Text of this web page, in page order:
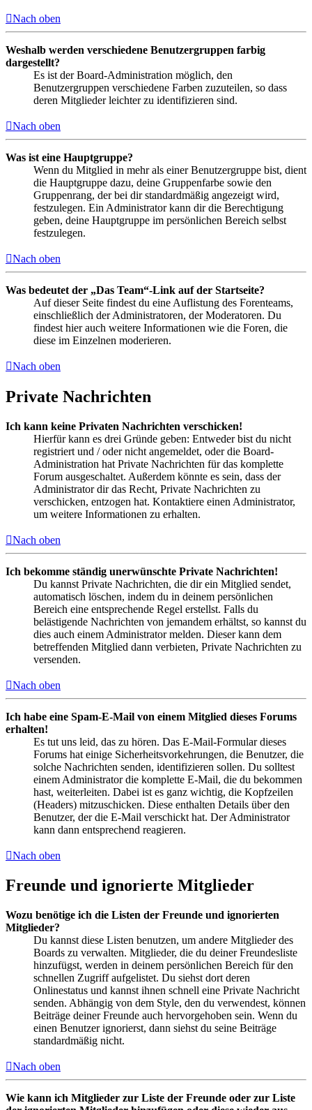
Nach oben
Weshalb werden verschiedene Benutzergruppen farbig
dargestellt?
Es ist der Board-Administration möglich, den
Benutzergruppen verschiedene Farben zuzuteilen, so dass
deren Mitglieder leichter zu identifizieren sind.
Nach oben
Was ist eine Hauptgruppe?
Wenn du Mitglied in mehr als einer Benutzergruppe bist, dient
die Hauptgruppe dazu, deine Gruppenfarbe sowie den
Gruppenrang, der bei dir standardmäßig angezeigt wird,
festzulegen. Ein Administrator kann dir die Berechtigung
geben, deine Hauptgruppe im persönlichen Bereich selbst
festzulegen.
Nach oben
Was bedeutet der „Das Team“-Link auf der Startseite?
Auf dieser Seite findest du eine Auflistung des Forenteams,
einschließlich der Administratoren, der Moderatoren. Du
findest hier auch weitere Informationen wie die Foren, die
diese im Einzelnen moderieren.
Nach oben
Private Nachrichten
Ich kann keine Privaten Nachrichten verschicken!
Hierfür kann es drei Gründe geben: Entweder bist du nicht
registriert und / oder nicht angemeldet, oder die Board-
Administration hat Private Nachrichten für das komplette
Forum ausgeschaltet. Außerdem könnte es sein, dass der
Administrator dir das Recht, Private Nachrichten zu
verschicken, entzogen hat. Kontaktiere einen Administrator,
um weitere Informationen zu erhalten.
Nach oben
Ich bekomme ständig unerwünschte Private Nachrichten!
Du kannst Private Nachrichten, die dir ein Mitglied sendet,
automatisch löschen, indem du in deinem persönlichen
Bereich eine entsprechende Regel erstellst. Falls du
belästigende Nachrichten von jemandem erhältst, so kannst du
dies auch einem Administrator melden. Dieser kann dem
betreffenden Mitglied dann verbieten, Private Nachrichten zu
versenden.
Nach oben
Ich habe eine Spam-E-Mail von einem Mitglied dieses Forums
erhalten!
Es tut uns leid, das zu hören. Das E-Mail-Formular dieses
Forums hat einige Sicherheitsvorkehrungen, die Benutzer, die
solche Nachrichten senden, identifizieren sollen. Du solltest
einem Administrator die komplette E-Mail, die du bekommen
hast, weiterleiten. Dabei ist es ganz wichtig, die Kopfzeilen
(Headers) mitzuschicken. Diese enthalten Details über den
Benutzer, der die E-Mail verschickt hat. Der Administrator
kann dann entsprechend reagieren.
Nach oben
Freunde und ignorierte Mitglieder
Wozu benötige ich die Listen der Freunde und ignorierten
Mitglieder?
Du kannst diese Listen benutzen, um andere Mitglieder des
Boards zu verwalten. Mitglieder, die du deiner Freundesliste
hinzufügst, werden in deinem persönlichen Bereich für den
schnellen Zugriff aufgelistet. Du siehst dort deren
Onlinestatus und kannst ihnen schnell eine Private Nachricht
senden. Abhängig von dem Style, den du verwendest, können
Beiträge deiner Freunde auch hervorgehoben sein. Wenn du
einen Benutzer ignorierst, dann siehst du seine Beiträge
standardmäßig nicht.
Nach oben
Wie kann ich Mitglieder zur Liste der Freunde oder zur Liste